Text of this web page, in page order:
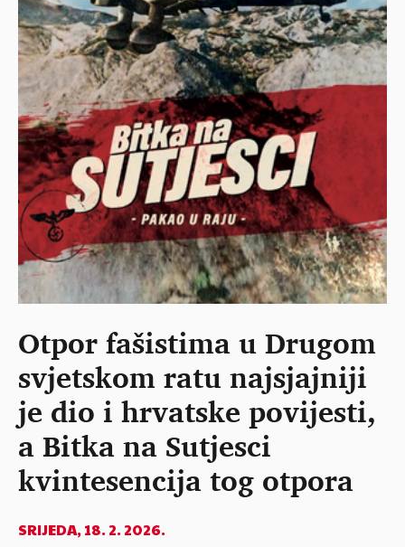
Otpor fašistima u Drugom
svjetskom ratu najsjajniji
je dio i hrvatske povijesti,
a Bitka na Sutjesci
kvintesencija tog otpora
SRIJEDA, 18. 2. 2026.